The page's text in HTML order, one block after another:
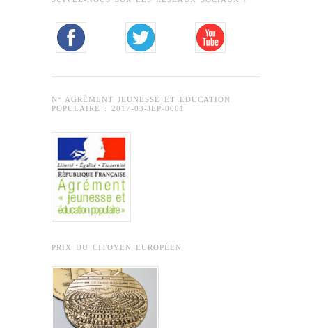
N° AGRÉMENT JEUNESSE ET ÉDUCATION
POPULAIRE : 2017-03-JEP-0001
PRIX DU CITOYEN EUROPÉEN